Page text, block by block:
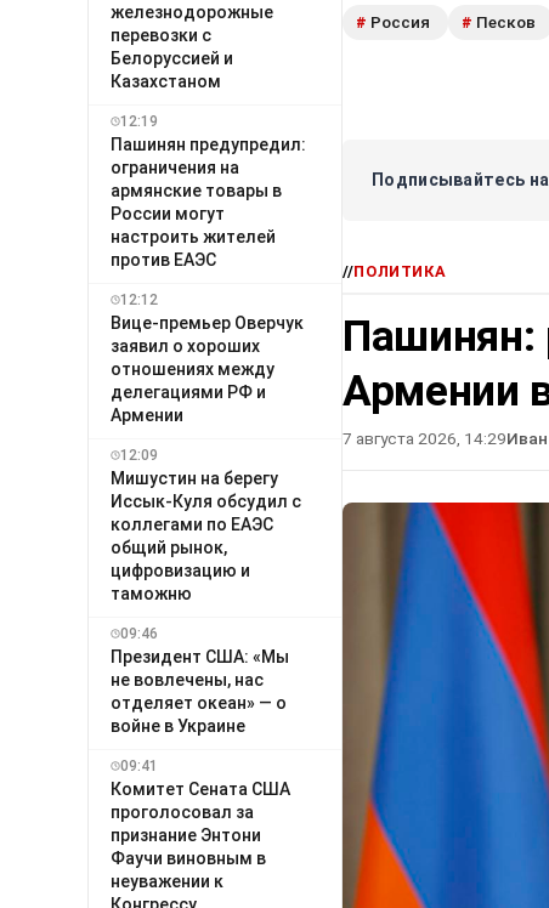
железнодорожные
перевозки с
Белоруссией и
Казахстаном
12:19
Пашинян предупредил:
ограничения на
армянские товары в
России могут
настроить жителей
против ЕАЭС
12:12
Вице-премьер Оверчук
заявил о хороших
отношениях между
делегациями РФ и
Армении
12:09
Мишустин на берегу
Иссык-Куля обсудил с
коллегами по ЕАЭС
общий рынок,
цифровизацию и
таможню
09:46
Президент США: «Мы
не вовлечены, нас
отделяет океан» — о
войне в Украине
09:41
Комитет Сената США
проголосовал за
признание Энтони
Фаучи виновным в
неуважении к
Конгрессу
# Россия # Песков
Подписывайтесь
//ПОЛИТИКА
Пашинян:
Армении
7 августа 2026, 14:29